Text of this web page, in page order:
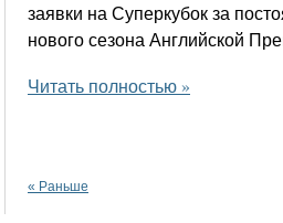
заявки на Суперкубок за
нового сезона Английской
Читать полностью »
« Раньше